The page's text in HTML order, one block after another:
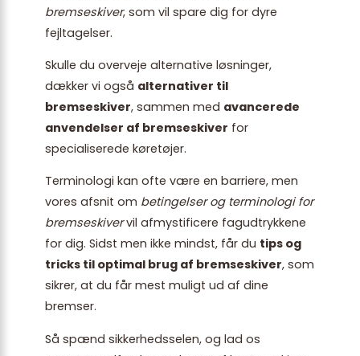
bremseskiver, som vil spare dig for dyre
fejltagelser.
Skulle du overveje alternative løsninger,
dækker vi også alternativer til
bremseskiver, sammen med avancerede
anvendelser af bremseskiver for
specialiserede køretøjer.
Terminologi kan ofte være en barriere, men
vores afsnit om betingelser og terminologi for
bremseskivervil afmystificere fagudtrykkene
for dig. Sidst men ikke mindst, får du tips og
tricks til optimal brug af bremseskiver, som
sikrer, at du får mest muligt ud af dine
bremser.
Så spænd sikkerhedsselen, og lad os